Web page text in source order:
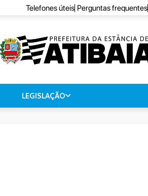
Telefones úteis Perguntas frequentes
LEGISLAÇÃO